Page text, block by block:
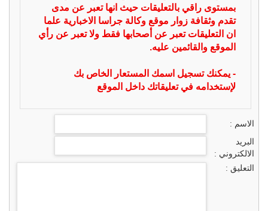
بمستوى راقي بالتعليقات حيث انها تعبر عن مدى
تقدم وثقافة زوار موقع وكالة جراسا الاخبارية علما
ان التعليقات تعبر عن أصحابها فقط ولا تعبر عن رأي
الموقع والقائمين عليه.
- يمكنك تسجيل اسمك المستعار الخاص بك
لإستخدامه في تعليقاتك داخل الموقع
الاسم :
البريد
الالكتروني :
التعليق :